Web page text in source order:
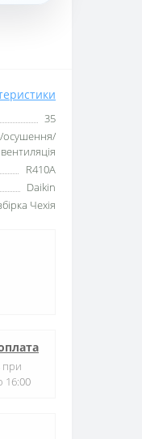
35
осушення/
вентиляція
R410А
Daikin
Чехія
при
16:00